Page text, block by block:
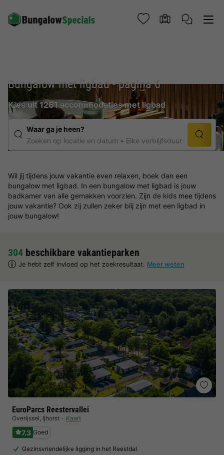
Bungalow met ligbad - pagina 6
Kies uit 1261 accommodaties met ligbad
Waar ga je heen?
Zoeken op locatie en datum
Elke verblijfsduur
Wil jij tijdens jouw vakantie even relaxen, boek dan een
bungalow met ligbad. In een bungalow met ligbad is jouw
badkamer van alle gemakken voorzien. Zijn de kids mee tijdens
jouw vakantie? Ook zij zullen zeker blij zijn met een ligbad in
jouw bungalow!
304 beschikbare vakantieparken
Je hebt zelf invloed op het zoekresultaat. Meer weten
EuroParcs Reestervallei
Overijssel, Ijhorst Kaart
7.3 Goed
Gezinsvriendelijke ligging in het Reestdal